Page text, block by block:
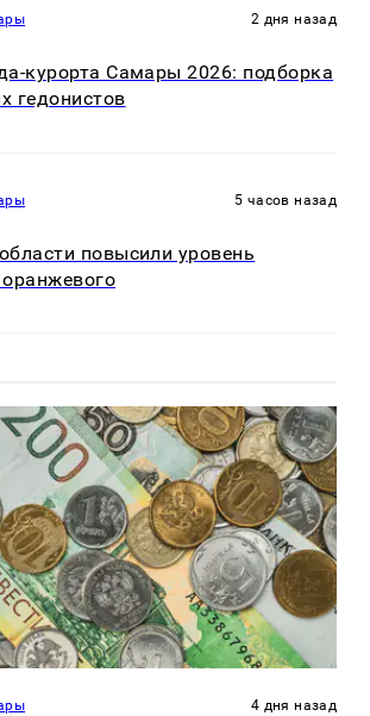
2 дня назад
курорта Самары 2026: подборка
гедонистов
5 часов назад
повысили уровень
4 дня назад